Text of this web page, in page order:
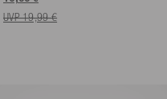
UVP 19,99 €